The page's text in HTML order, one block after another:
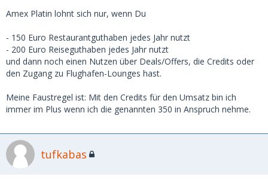
Amex Platin lohnt sich nur, wenn Du
- 150 Euro Restaurantguthaben jedes Jahr nutzt
- 200 Euro Reiseguthaben jedes Jahr nutzt
und dann noch einen Nutzen über Deals/Offers, die Credits oder
den Zugang zu Flughafen-Lounges hast.
Meine Faustregel ist: Mit den Credits für den Umsatz bin ich
immer im Plus wenn ich die genannten 350 in Anspruch nehme.
tufkabas